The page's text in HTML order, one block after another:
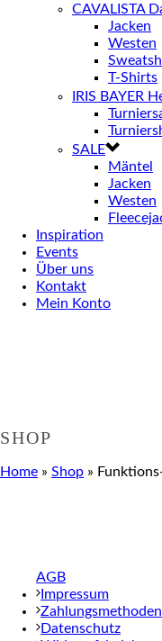
CAVALISTA
Jacken
Westen
T-Shirts
IRIS BAYER
SALE
Mäntel
Jacken
Westen
Inspiration
Events
Über uns
Kontakt
Mein Konto
SHOP
Home » Shop »
AGB
Impressum
Zahlungsmethoden
Datenschutz